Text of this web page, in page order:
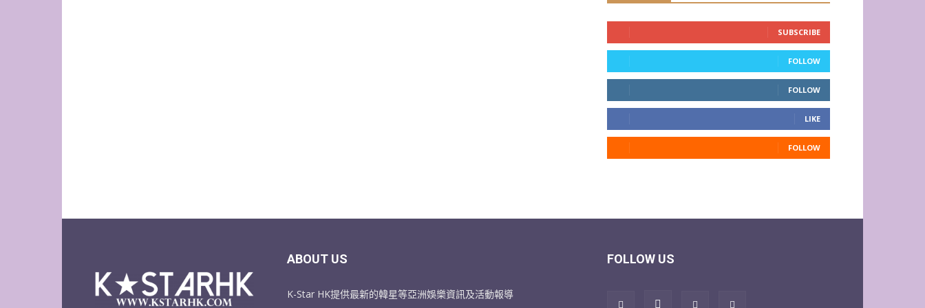
SUBSCRIBE
FOLLOW
FOLLOW
LIKE
FOLLOW
ABOUT US
K-Star HK提供最新的韓星等亞洲娛樂資訊及活動報導
FOLLOW US